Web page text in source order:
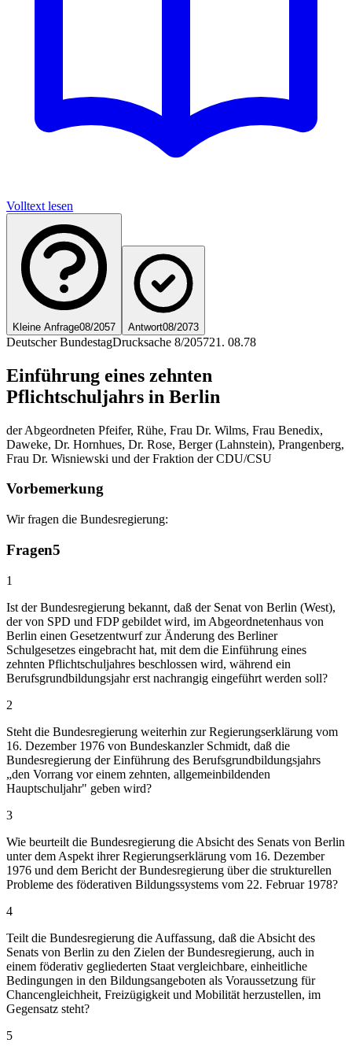
Volltext lesen
Kleine Anfrage08/2057 Antwort08/2073
Deutscher BundestagDrucksache 8/205721. 08.78
Einführung eines zehnten
Pflichtschuljahrs in Berlin
der Abgeordneten Pfeifer, Rühe, Frau Dr. Wilms, Frau Benedix,
Daweke, Dr. Hornhues, Dr. Rose, Berger (Lahnstein), Prangenberg,
Frau Dr. Wisniewski und der Fraktion der CDU/CSU
Vorbemerkung
Wir fragen die Bundesregierung:
Fragen5
1
Ist der Bundesregierung bekannt, daß der Senat von Berlin (West),
der von SPD und FDP gebildet wird, im Abgeordnetenhaus von
Berlin einen Gesetzentwurf zur Änderung des Berliner
Schulgesetzes eingebracht hat, mit dem die Einführung eines
zehnten Pflichtschuljahres beschlossen wird, während ein
Berufsgrundbildungsjahr erst nachrangig eingeführt werden soll?
2
Steht die Bundesregierung weiterhin zur Regierungserklärung vom
16. Dezember 1976 von Bundeskanzler Schmidt, daß die
Bundesregierung der Einführung des Berufsgrundbildungsjahrs
„den Vorrang vor einem zehnten, allgemeinbildenden
Hauptschuljahr" geben wird?
3
Wie beurteilt die Bundesregierung die Absicht des Senats von Berlin
unter dem Aspekt ihrer Regierungserklärung vom 16. Dezember
1976 und dem Bericht der Bundesregierung über die strukturellen
Probleme des föderativen Bildungssystems vom 22. Februar 1978?
4
Teilt die Bundesregierung die Auffassung, daß die Absicht des
Senats von Berlin zu den Zielen der Bundesregierung, auch in
einem föderativ gegliederten Staat vergleichbare, einheitliche
Bedingungen in den Bildungsangeboten als Voraussetzung für
Chancengleichheit, Freizügigkeit und Mobilität herzustellen, im
Gegensatz steht?
5